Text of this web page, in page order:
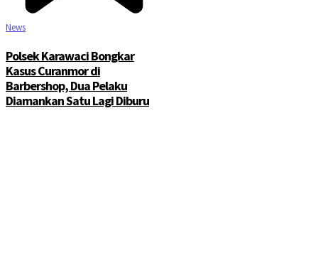
News
Polsek Karawaci Bongkar
Kasus Curanmor di
Barbershop, Dua Pelaku
Diamankan Satu Lagi Diburu